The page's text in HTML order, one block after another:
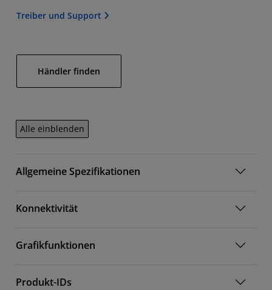
Treiber und Support
Händler finden
Alle einblenden
Allgemeine Spezifikationen
Konnektivität
Grafikfunktionen
Produkt-IDs